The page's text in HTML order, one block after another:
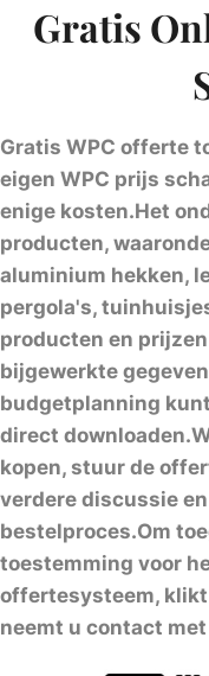
Gratis
Gratis WPC offerte
eigen WPC prijs
enige kosten.Het
producten,
aluminium hekken,
pergola's,
producten en
bijgewerkte
budgetplanning
direct
kopen, stuur de
verdere discussie
bestelproces.Om
toestemming voor
offertesysteem,
neemt u contact